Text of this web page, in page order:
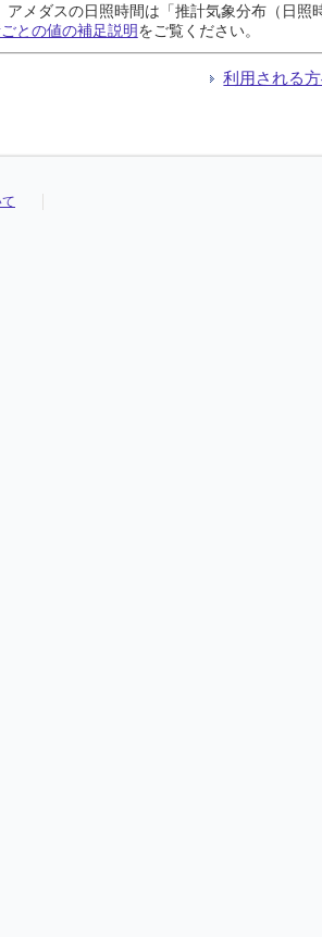
アメダスの日照時間は「推計気象分布（日
との値の補足説明をご覧ください。
利用される